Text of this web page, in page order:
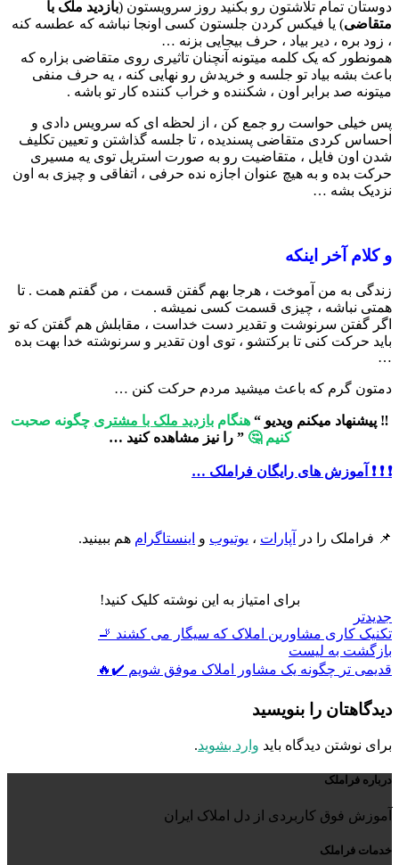
دوستان تمام تلاشتون رو بکنید روز سرویستون (بازدید ملک با
متقاضی) یا فیکس کردن جلستون کسی اونجا نباشه که عطسه کنه
، زود بره ، دیر بیاد ، حرف بیجایی بزنه …
همونطور که یک کلمه میتونه آنچنان تاثیری روی متقاضی بزاره که
باعث بشه بیاد تو جلسه و خریدش رو نهایی کنه ، یه حرف منفی
میتونه صد برابر اون ، شکننده و خراب کننده کار تو باشه .
پس خیلی حواست رو جمع کن ، از لحظه ای که سرویس دادی و
احساس کردی متقاضی پسندیده ، تا جلسه گذاشتن و تعیین تکلیف
شدن اون فایل ، متقاضیت رو به صورت استریل توی یه مسیری
حرکت بده و به هیچ عنوان اجازه نده حرفی ، اتفاقی و چیزی به اون
نزدیک بشه …
و کلام آخر اینکه
زندگی به من آموخت ، هرجا بهم گفتن قسمت ، من گفتم همت . تا
همتی نباشه ، چیزی قسمت کسی نمیشه .
اگر گفتن سرنوشت و تقدیر دست خداست ، مقابلش هم گفتن که تو
باید حرکت کنی تا برکتشو ، توی اون تقدیر و سرنوشته خدا بهت بده
…
دمتون گرم که باعث میشید مردم حرکت کنن …
‼️ پیشنهاد میکنم ویدیو “ هنگام بازدید ملک با مشتری چگونه صحبت
کنیم 🤔 ” را نیز مشاهده کنید …
❗️ ❗️ ❗️ آموزش های رایگان فراملک …
📌 فراملک را در آپارات ، یوتیوب و اینستاگرام هم ببینید.
برای امتیاز به این نوشته کلیک کنید!
جدیدتر
تکنیک کاری مشاورین املاک که سیگار می کشند 🚬
بازگشت به لیست
قدیمی تر چگونه یک مشاور املاک موفق شویم ✔️🔥
دیدگاهتان را بنویسید
برای نوشتن دیدگاه باید وارد بشوید.
درباره فراملک
آموزش فوق کاربردی از دل املاک ایران
خدمات فراملک